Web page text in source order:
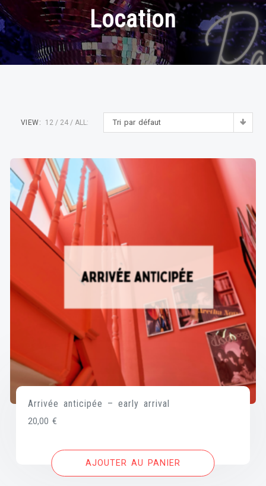
Location
Tri par défaut
VIEW: 12 24 ALL:
Arrivée anticipée – early arrival
20,00€
AJOUTER AU PANIER